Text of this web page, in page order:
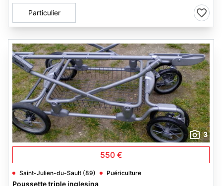
Particulier
3
550 €
Saint-Julien-du-Sault (89) Puériculture
Poussette triple inglesina